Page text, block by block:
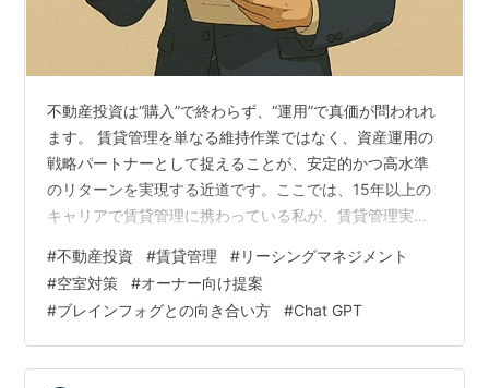
不動産投資は“購入”で終わらず、“運用”で真価が問われれ
ます。 賃貸管理を単なる維持作業ではなく、資産運用の
戦略パートナーとして捉えることが、安定的かつ高水準
のリターンを実現する近道です。ここでは、15年以上の
キャリアで賃貸管理に携わっている私が、賃貸管理実務
ションの「リーシングマネジメント（空室対策）チー
ム」の立ち上げという新たなミッションを託されていま
す。10,000戸を超える管理物件を抱える中で、わずかな
空室が全体の収益を大きく左右する ——そんな現実と、
今、真正面から向き合っています。 しかし、この挑戦に
#不動産投資 #賃貸管理 #リーシングマネジメント
#空室対策 #オーナー向け提案
#ブレインフォグとの向き合い方 #Chat GPT